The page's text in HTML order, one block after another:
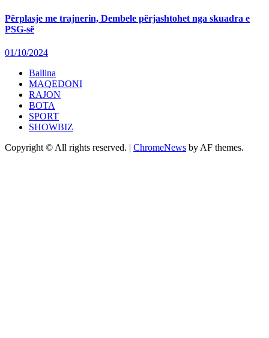
Përplasje me trajnerin, Dembele përjashtohet nga skuadra e
PSG-së
01/10/2024
Ballina
MAQEDONI
RAJON
BOTA
SPORT
SHOWBIZ
Copyright © All rights reserved. | ChromeNews by AF themes.